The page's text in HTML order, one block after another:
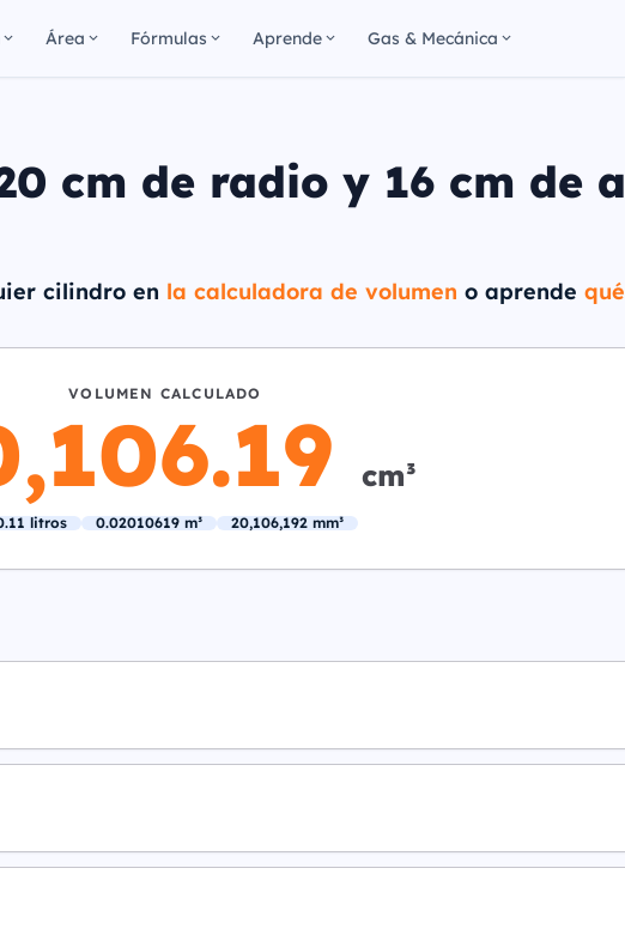
Área Fórmulas Aprende Gas & Mecánica
cm de radio y 16 cm de
cilindro en la calculadora de volumen o aprende
VOLUMEN CALCULADO
cm³
litros 0.02010619 m³ 20,106,192 mm³